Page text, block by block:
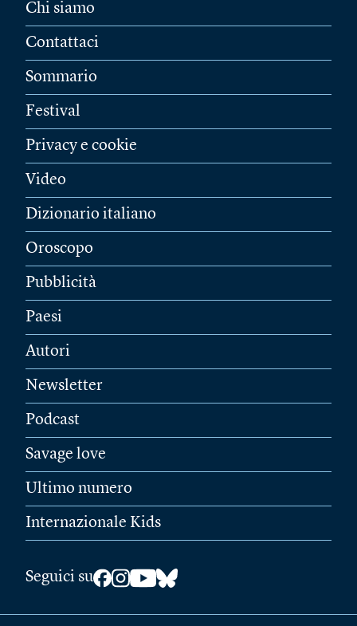
Chi siamo
Contattaci
Sommario
Festival
Privacy e cookie
Video
Dizionario italiano
Oroscopo
Pubblicità
Paesi
Autori
Newsletter
Podcast
Savage love
Ultimo numero
Internazionale Kids
Seguici su